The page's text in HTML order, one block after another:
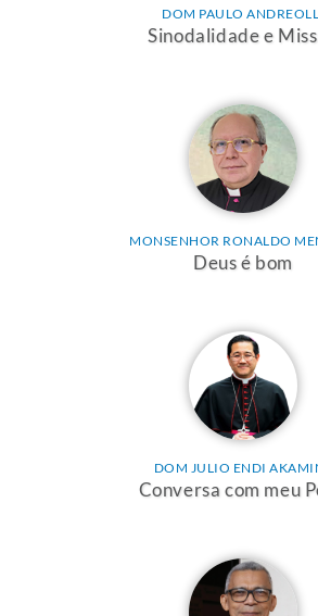
DOM PAULO
Sinodalidade e
MONSENHOR RONALDO
Deus é bom
DOM JULIO ENDI
Conversa com meu